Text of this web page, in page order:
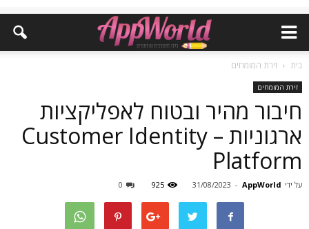
בית זירת המומחים
זירת המומחים
חיבור מהיר ובטוח לאפליקציות
ארגוניות – Customer Identity
Platform
על ידי AppWorld
-
31/08/2023
925
0